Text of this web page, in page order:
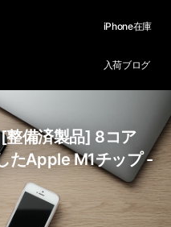
iPhone在庫
入荷ブログ
備済製品] 8コア
たApple M1チップ -